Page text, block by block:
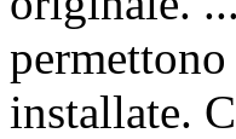
installate.